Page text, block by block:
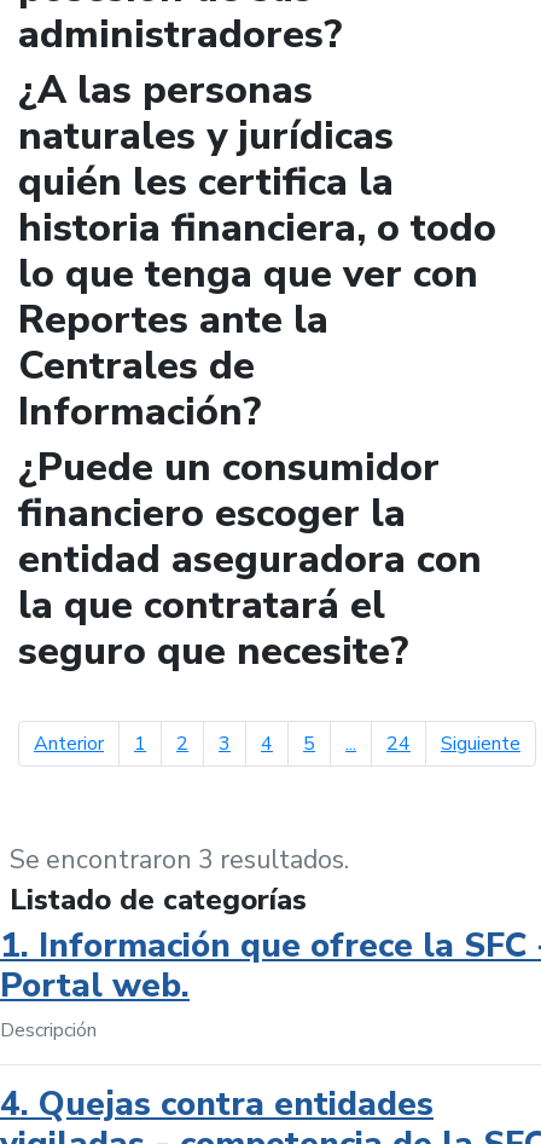
administradores?
¿A las personas
naturales y jurídicas
quién les certifica la
historia financiera, o todo
lo que tenga que ver con
Reportes ante la
Centrales de
Información?
¿Puede un consumidor
financiero escoger la
entidad aseguradora con
la que contratará el
seguro que necesite?
Anteriorpágina anterior
1 2 3 4 5 ... 24 Siguiente
Se encontraron 3 resultados.
Listado de categorías
1. Información que ofrece la SFC
Portal web.
Descripción
4. Quejas contra entidades